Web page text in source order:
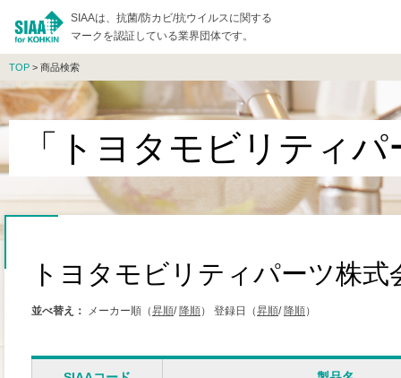
SIAAは、抗菌/防カビ/抗ウイルスに関する
マークを認証している業界団体です。
TOP > 商品検索
「トヨタモビリティ
トヨタモビリティパーツ株式
並べ替え： メーカー順（昇順/ 降順） 登録日（昇順/ 降順）